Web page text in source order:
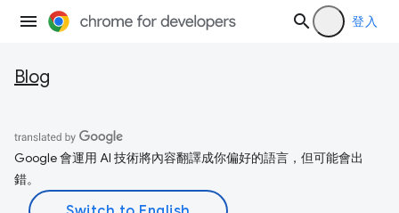
登入
Blog
Google 會運用 AI 技術將內容翻譯成你偏好的語言，但可能會出
錯。